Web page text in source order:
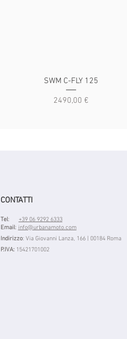
Vista rapida
SWM C-FLY 125
Prezzo
2490,00 €
CONTATTI
Tel: +39 06 9292 6333
Email: info@urbanamoto.com
Indirizzo: Via Giovanni Lanza, 166 | 00184 Roma
P.IVA:15421701002